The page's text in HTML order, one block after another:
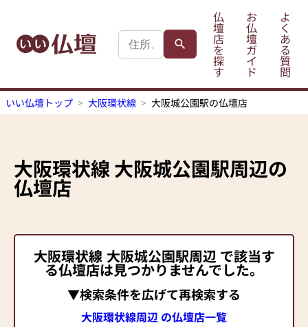
仏
壇
店
を
探
す
お
仏
壇
ガ
イ
ド
よ
く
あ
る
質
問
いい仏壇トップ 大阪環状線 大阪城公園駅の仏壇店
大阪環状線大阪城公園駅周辺の
仏壇店
大阪環状線 大阪城公園駅周辺 で該当す
る仏壇店は見つかりませんでした。
▼検索条件を広げて再検索する
大阪環状線周辺 の仏壇店一覧